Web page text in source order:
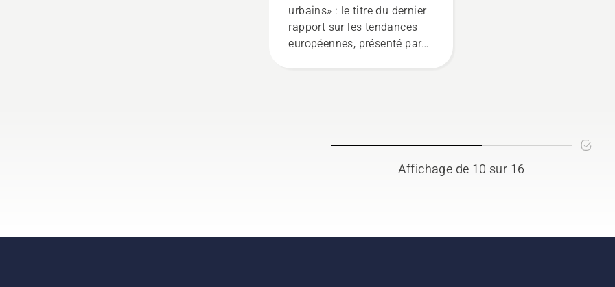
urbains» : le titre du dernier
rapport sur les tendances
européennes, présenté par
urbains pour la protection
experts et représentants de
tendances vertes et des
Affichage de 10 sur 16